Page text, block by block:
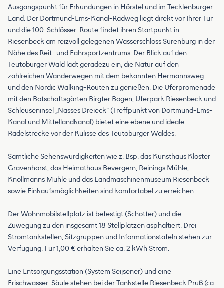
Ausgangspunkt für Erkundungen in Hörstel und im Tecklenburger
Land. Der Dortmund-Ems-Kanal-Radweg liegt direkt vor Ihrer Tür
und die 100-Schlösser-Route findet ihren Startpunkt in
Riesenbeck am reizvoll gelegenen Wasserschloss Surenburg in der
Nähe des Reit- und Fahrsportzentrums. Der Blick auf den
Teutoburger Wald lädt geradezu ein, die Natur auf den
zahlreichen Wanderwegen mit dem bekannten Hermannsweg
und den Nordic Walking-Routen zu genießen. Die Uferpromenade
mit den Botschaftsgärten Birgter Bogen, Uferpark Riesenbeck und
Schleuseninsel „Nasses Dreieck“ (Treffpunkt von Dortmund-Ems-
Kanal und Mittellandkanal) bietet eine ebene und ideale
Radelstrecke vor der Kulisse des Teutoburger Waldes.
Sämtliche Sehenswürdigkeiten wie z. Bsp. das Kunsthaus Kloster
Gravenhorst, das Heimathaus Bevergern, Reinings Mühle,
Knollmanns Mühle und das Landmaschinenmuseum Riesenbeck
sowie Einkaufsmöglichkeiten sind komfortabel zu erreichen.
Der Wohnmobilstellplatz ist befestigt (Schotter) und die
Zuwegung zu den insgesamt 18 Stellplätzen asphaltiert. Drei
Stromtankstellen, Sitzgruppen und Informationstafeln stehen zur
Verfügung. Für 1,00 € erhalten Sie ca. 2 kWh Strom.
Eine Entsorgungsstation (System Seijsener) und eine
Frischwasser-Säule stehen bei der Tankstelle Riesenbeck Pruß (ca.